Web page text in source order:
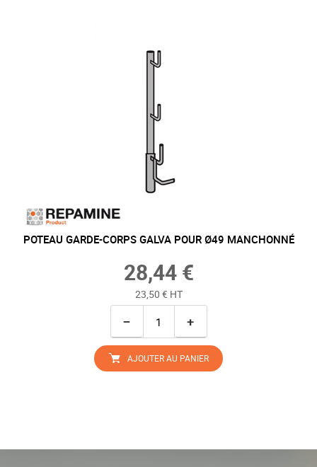
POTEAU GARDE-CORPS GALVA POUR Ø49 MANCHONNÉ
28,44 €
23,50 € HT
− +
AJOUTER AU PANIER